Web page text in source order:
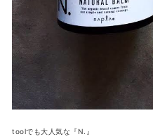
toolでも大人気な『N.』